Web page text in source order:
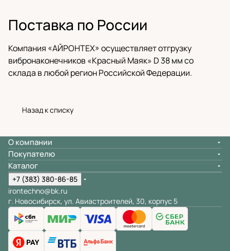
Поставка по России
Компания «АЙРОНТЕХ» осуществляет отгрузку
вибронаконечников «Красный Маяк» D 38 мм со
склада в любой регион Российской Федерации.
Назад к списку
О компании
Покупателю
Каталог
+7 (383) 380-86-85
irontechno@bk.ru
г. Новосибирск, ул. Авиастроителей, 30, корпус 5